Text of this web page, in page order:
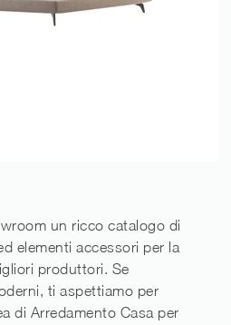
un ricco catalogo di
elementi accessori per la
produttori. Se
ti aspettiamo per
di Arredamento Casa per